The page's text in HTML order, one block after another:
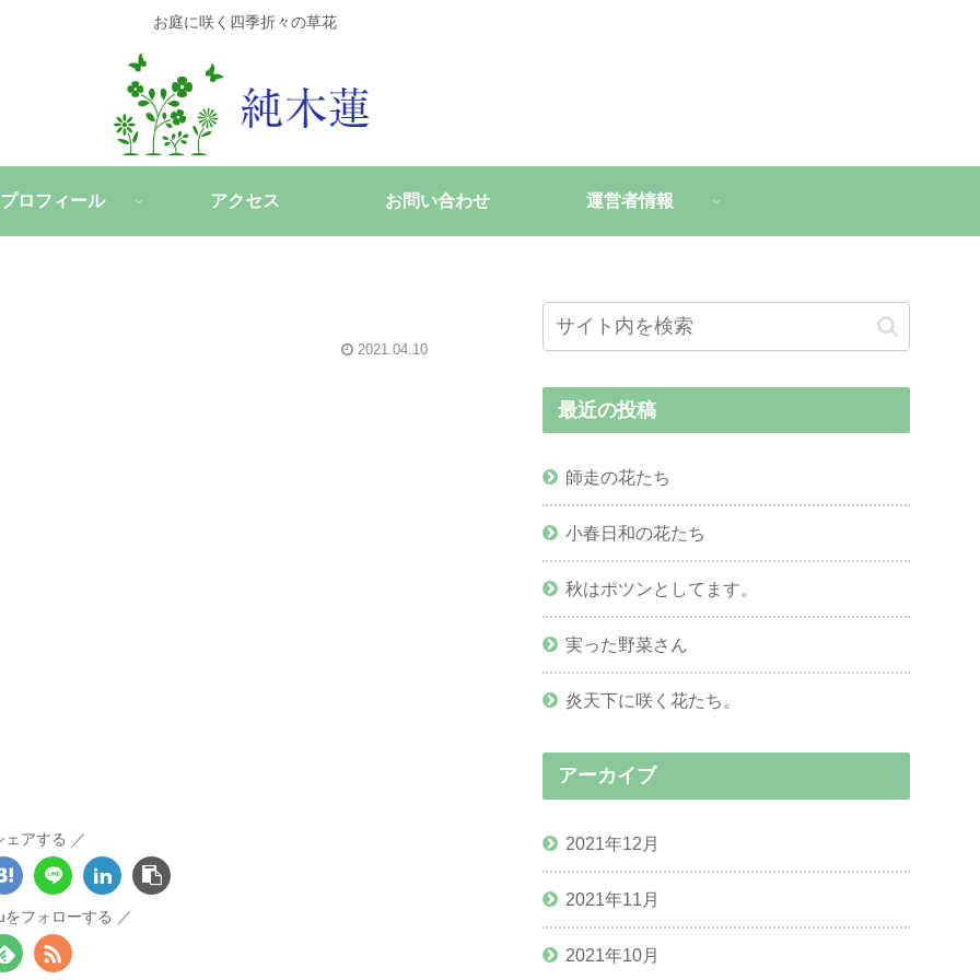
お庭に咲く四季折々の草花
プロフィール アクセス お問い合わせ 運営者情報
2021.04.10
ェアする
フォローする
最近の投稿
師走の花たち
小春日和の花たち
秋はポツンとしてます。
実った野菜さん
炎天下に咲く花たち。
アーカイブ
2021年12月
2021年11月
2021年10月